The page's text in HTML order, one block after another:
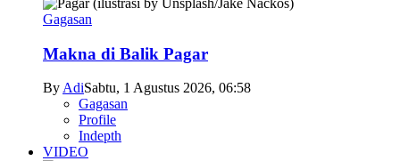
Gagasan
Makna di Balik Pagar
ByAdiSabtu, 1 Agustus 2026, 06:58
Gagasan
Profile
Indepth
VIDEO